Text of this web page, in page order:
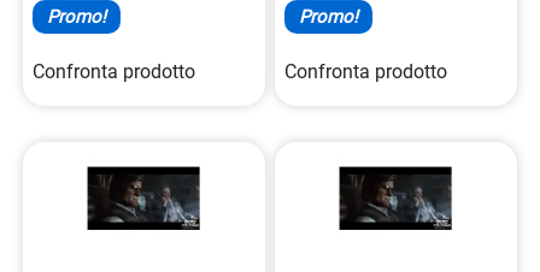
Promo!
Confronta prodotto
Promo!
Confronta prodotto